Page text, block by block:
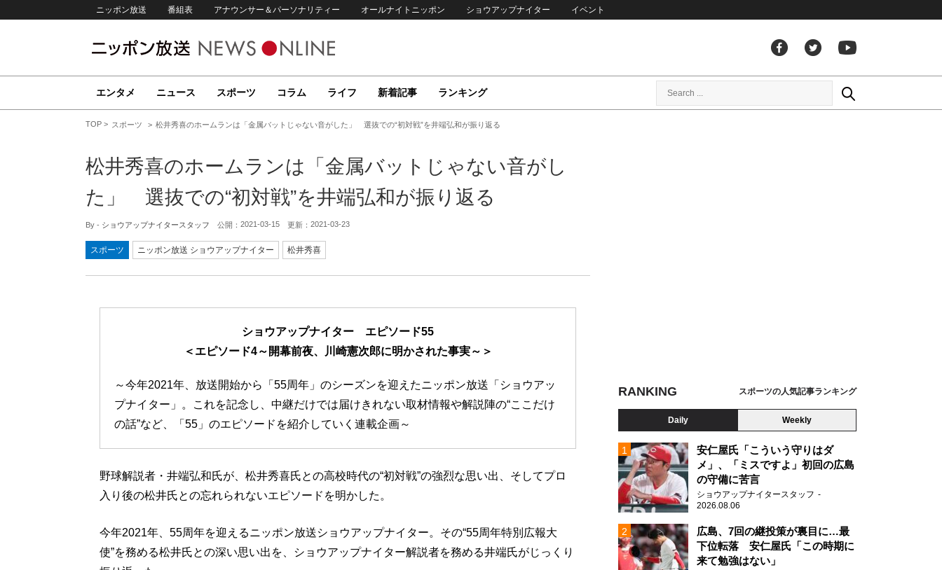
ニッポン放送 番組表 アナウンサー＆パーソナリティー オールナイトニッポン ショウアップナイター イベント
エンタメ ニュース スポーツ コラム ライフ 新着記事 ランキング
TOP スポーツ 松井秀喜のホームランは「金属バットじゃない音がした」 選抜での“初対戦”を井端弘和が振り返る
松井秀喜のホームランは「金属バットじゃない音がし
た」 選抜での“初対戦”を井端弘和が振り返る
By - ショウアップナイタースタッフ 公開： 2021-03-15 更新： 2021-03-23
スポーツ ニッポン放送 ショウアップナイター 松井秀喜
ショウアップナイター エピソード55
＜エピソード4～開幕前夜、川崎憲次郎に明かされた事実～＞
～今年2021年、放送開始から「55周年」のシーズンを迎えたニッポン放送「ショウアッ
プナイター」。これを記念し、中継だけでは届けきれない取材情報や解説陣の“ここだけ
の話”など、「55」のエピソードを紹介していく連載企画～
野球解説者・井端弘和氏が、松井秀喜氏との高校時代の“初対戦”の強烈な思い出、そしてプロ
入り後の松井氏との忘れられないエピソードを明かした。
今年2021年、55周年を迎えるニッポン放送ショウアップナイター。その“55周年特別広報大
使”を務める松井氏との深い思い出を、ショウアップナイター解説者を務める井端氏がじっくり
RANKING スポーツの人気記事ランキング
Daily Weekly
安仁屋氏「こういう守りはダ
メ」、「ミスですよ」初回の広島
の守備に苦言
ショウアップナイタースタッフ
2026.08.06
広島、7回の継投策が裏目に…最
下位転落 安仁屋氏「この時期に
来て勉強はない」